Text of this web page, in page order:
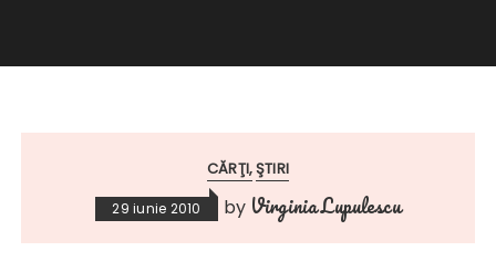
CĂRŢI ŞTIRI
29 iunie 2010 by Virginia Lupulescu